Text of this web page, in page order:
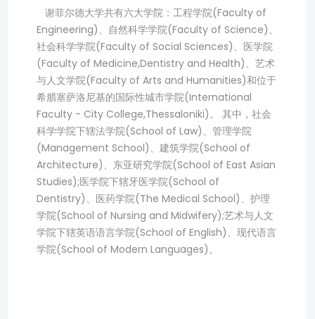
谢菲尔德大学共有六大学院：工程学院(Faculty of
Engineering)、自然科学学院(Faculty of Science)、
社会科学学院(Faculty of Social Sciences)、医学院
(Faculty of Medicine,Dentistry and Health)、艺术
与人文学院(Faculty of Arts and Humanities)和位于
希腊塞萨洛尼基的国际性城市学院(International
Faculty - City College,Thessaloniki)。 其中，社会
科学学院下辖法学院(School of Law)、管理学院
(Management School)、建筑学院(School of
Architecture)、东亚研究学院(School of East Asian
Studies);医学院下辖牙医学院(School of
Dentistry)、医药学院(The Medical School)、护理
学院(School of Nursing and Midwifery);艺术与人文
学院下辖英语语言学院(School of English)、现代语言
学院(School of Modern Languages)。